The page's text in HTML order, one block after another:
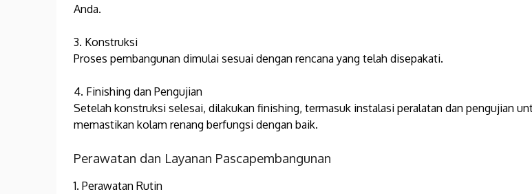
Anda.
3. Konstruksi
Proses pembangunan dimulai sesuai dengan rencana yang telah disepakati.
4. Finishing dan Pengujian
Setelah konstruksi selesai, dilakukan finishing, termasuk instalasi peralatan dan pengujian
memastikan kolam renang berfungsi dengan baik.
Perawatan dan Layanan Pascapembangunan
1. Perawatan Rutin